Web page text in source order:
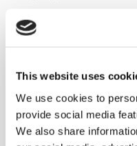
This website uses
We use cookies to
provide social media
We also share